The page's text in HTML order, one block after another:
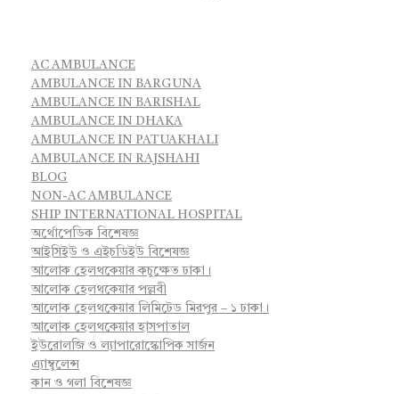
AC AMBULANCE
AMBULANCE IN BARGUNA
AMBULANCE IN BARISHAL
AMBULANCE IN DHAKA
AMBULANCE IN PATUAKHALI
AMBULANCE IN RAJSHAHI
BLOG
NON-AC AMBULANCE
SHIP INTERNATIONAL HOSPITAL
অর্থোপেডিক বিশেষজ্ঞ
আইসিইউ ও এইচডিইউ বিশেষজ্ঞ
আলোক হেলথকেয়ার কচুক্ষেত ঢাকা।
আলোক হেলথকেয়ার পল্লবী
আলোক হেলথকেয়ার লিমিটেড মিরপুর – ১ ঢাকা।
আলোক হেলথকেয়ার হাসপাতাল
ইউরোলজি ও ল্যাপারোস্কোপিক সার্জন
এ্যাম্বুলেন্স
কান ও গলা বিশেষজ্ঞ